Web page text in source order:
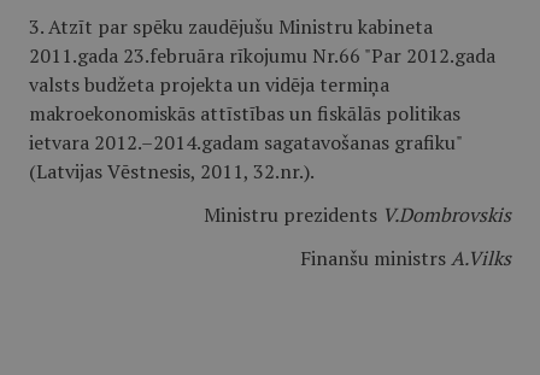
3. Atzīt par spēku zaudējušu Ministru kabineta
2011.gada 23.februāra rīkojumu Nr.66 "Par 2012.gada
valsts budžeta projekta un vidēja termiņa
makroekonomiskās attīstības un fiskālās politikas
ietvara 2012.–2014.gadam sagatavošanas grafiku"
(Latvijas Vēstnesis, 2011, 32.nr.).
Ministru prezidents V.Dombrovskis
Finanšu ministrsA.Vilks